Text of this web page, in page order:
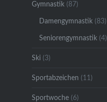
Gymnastik(87)
Damengymnastik(83)
Seniorengymnastik(4)
Ski(3)
Sportabzeichen (11)
Sportwoche(6)